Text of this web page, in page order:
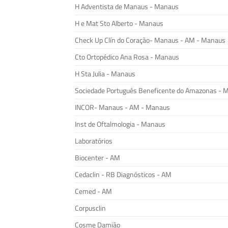
H Adventista de Manaus - Manaus
H e Mat Sto Alberto - Manaus
Check Up Clín do Coração- Manaus - AM - Manaus
Cto Ortopédico Ana Rosa - Manaus
H Sta Julia - Manaus
Sociedade Português Beneficente do Amazonas -
INCOR- Manaus - AM - Manaus
Inst de Oftalmologia - Manaus
Laboratórios
Biocenter - AM
Cedaclin - RB Diagnósticos - AM
Cemed - AM
Corpusclin
Cosme Damião